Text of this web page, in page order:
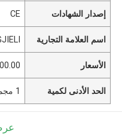
إصدار الشهادات CE
اسم العلامة التجارية
الأسعار
الحد الأدنى لكمية 1 مجموعة